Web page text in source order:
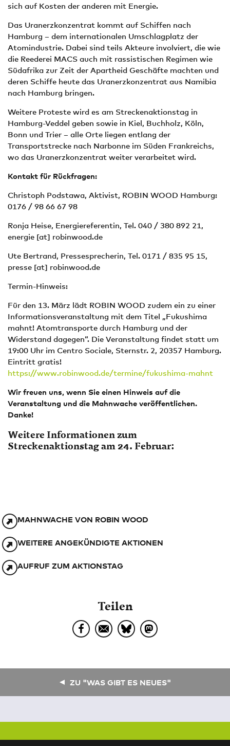
sich auf Kosten der anderen mit Energie.
Das Uranerzkonzentrat kommt auf Schiffen nach
Hamburg – dem internationalen Umschlagplatz der
Atomindustrie. Dabei sind teils Akteure involviert, die wie
die Reederei MACS auch mit rassistischen Regimen wie
Südafrika zur Zeit der Apartheid Geschäfte machten und
deren Schiffe heute das Uranerzkonzentrat aus Namibia
nach Hamburg bringen.
Weitere Proteste wird es am Streckenaktionstag in
Hamburg-Veddel geben sowie in Kiel, Buchholz, Köln,
Bonn und Trier – alle Orte liegen entlang der
Transportstrecke nach Narbonne im Süden Frankreichs,
wo das Uranerzkonzentrat weiter verarbeitet wird.
Kontakt für Rückfragen:
Christoph Podstawa, Aktivist, ROBIN WOOD Hamburg:
0176 / 98 66 67 98
Ronja Heise, Energiereferentin, Tel. 040 / 380 892 21,
energie [at] robinwood.de
Ute Bertrand, Pressesprecherin, Tel. 0171 / 835 95 15,
presse [at] robinwood.de
Termin-Hinweis:
Für den 13. März lädt ROBIN WOOD zudem ein zu einer
Informationsveranstaltung mit dem Titel „Fukushima
mahnt! Atomtransporte durch Hamburg und der
Widerstand dagegen“. Die Veranstaltung findet statt um
19:00 Uhr im Centro Sociale, Sternstr. 2, 20357 Hamburg.
Eintritt gratis!
https://www.robinwood.de/termine/fukushima-mahnt
Wir freuen uns, wenn Sie einen Hinweis auf die
Veranstaltung und die Mahnwache veröffentlichen.
Danke!
Weitere Informationen zum
Streckenaktionstag am 24. Februar:
MAHNWACHE VON ROBIN WOOD
WEITERE ANGEKÜNDIGTE AKTIONEN
AUFRUF ZUM AKTIONSTAG
Teilen
ZU "WAS GIBT ES NEUES"